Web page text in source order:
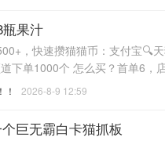
瓶果汁
，快速攒猫猫币：支付宝🔍
下单1000个 怎么买？首单6，
！ 2026-8-9 12:59
巨无霸白卡猫抓板